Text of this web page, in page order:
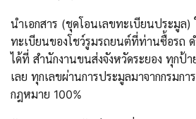
นำเอกสาร (ชุดโอนเลขทะเบียนประมูล)
ทะเบียนของโชว์รูมรถยนต์ที่ท่านซื้อรถ
ได้ที่ สำนักงานขนส่งจังหวัดระยอง ทุกป้า
เลย ทุกเลขผ่านการประมูลมาจากกรมกา
กฎหมาย 100%